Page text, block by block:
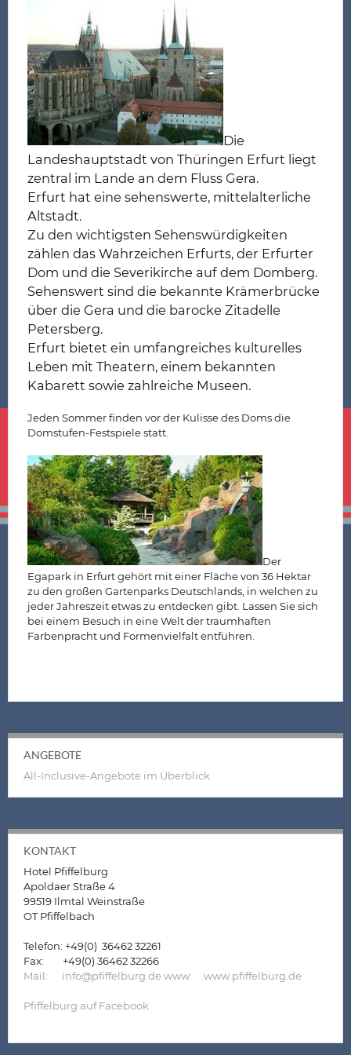
Die
Landeshauptstadt von Thüringen Erfurt liegt
zentral im Lande an dem Fluss Gera.
Erfurt hat eine sehenswerte, mittelalterliche
Altstadt.
Zu den wichtigsten Sehenswürdigkeiten
zählen das Wahrzeichen Erfurts, der Erfurter
Dom und die Severikirche auf dem Domberg.
Sehenswert sind die bekannte Krämerbrücke
über die Gera und die barocke Zitadelle
Petersberg.
Erfurt bietet ein umfangreiches kulturelles
Leben mit Theatern, einem bekannten
Kabarett sowie zahlreiche Museen.
Jeden Sommer finden vor der Kulisse des Doms die
Domstufen-Festspiele statt.
Der
Egapark in Erfurt gehört mit einer Fläche von 36 Hektar
zu den großen Gartenparks Deutschlands, in welchen zu
jeder Jahreszeit etwas zu entdecken gibt. Lassen Sie sich
bei einem Besuch in eine Welt der traumhaften
Farbenpracht und Formenvielfalt entführen.
ANGEBOTE
All-Inclusive-Angebote im Überblick
KONTAKT
Hotel Pfiffelburg
Apoldaer Straße 4
99519 Ilmtal Weinstraße
OT Pfiffelbach
Telefon: +49(0) 36462 32261
Fax: +49(0) 36462 32266
Mail: info@pfiffelburg.de www: www.pfiffelburg.de
Pfiffelburg auf Facebook